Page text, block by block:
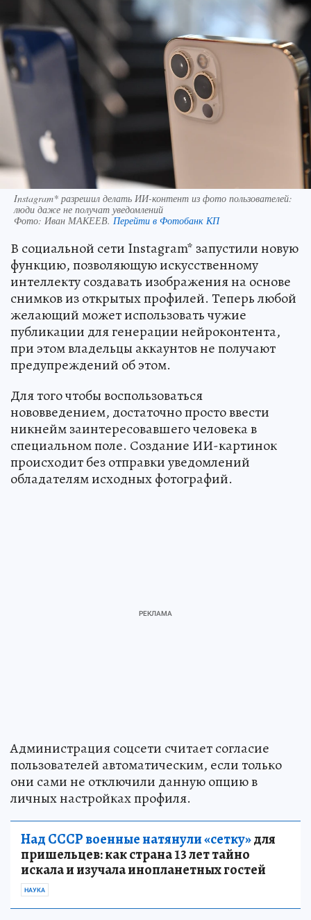
Instagram* разрешил делать ИИ-контент из фото пользователей:
люди даже не получат уведомлений
Фото: Иван МАКЕЕВ. Перейти в Фотобанк КП
В социальной сети Instagram* запустили новую
функцию, позволяющую искусственному
интеллекту создавать изображения на основе
снимков из открытых профилей. Теперь любой
желающий может использовать чужие
публикации для генерации нейроконтента,
при этом владельцы аккаунтов не получают
предупреждений об этом.
Для того чтобы воспользоваться
нововведением, достаточно просто ввести
никнейм заинтересовавшего человека в
специальном поле. Создание ИИ-картинок
происходит без отправки уведомлений
обладателям исходных фотографий.
Администрация соцсети считает согласие
пользователей автоматическим, если только
они сами не отключили данную опцию в
личных настройках профиля.
Над СССР военные натянули «сетку»для
пришельцев: как страна 13 лет тайно
искала и изучала инопланетных гостей
НАУКА